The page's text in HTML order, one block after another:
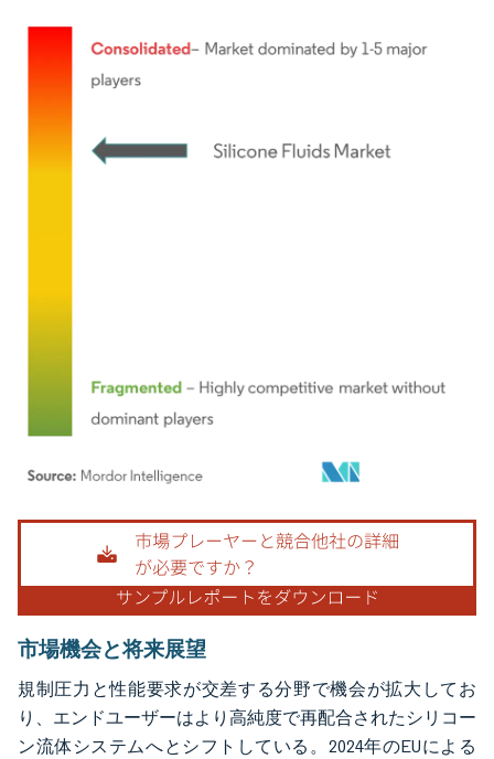
画像 © Mordor Intelligence。再利用にはCC BY 4.0の表示が必要です。
市場機会と将来展望
規制圧力と性能要求が交差する分野で機会が拡大してお
り、エンドユーザーはより高純度で再配合されたシリコー
ン流体システムへとシフトしている。2024年のEUによる